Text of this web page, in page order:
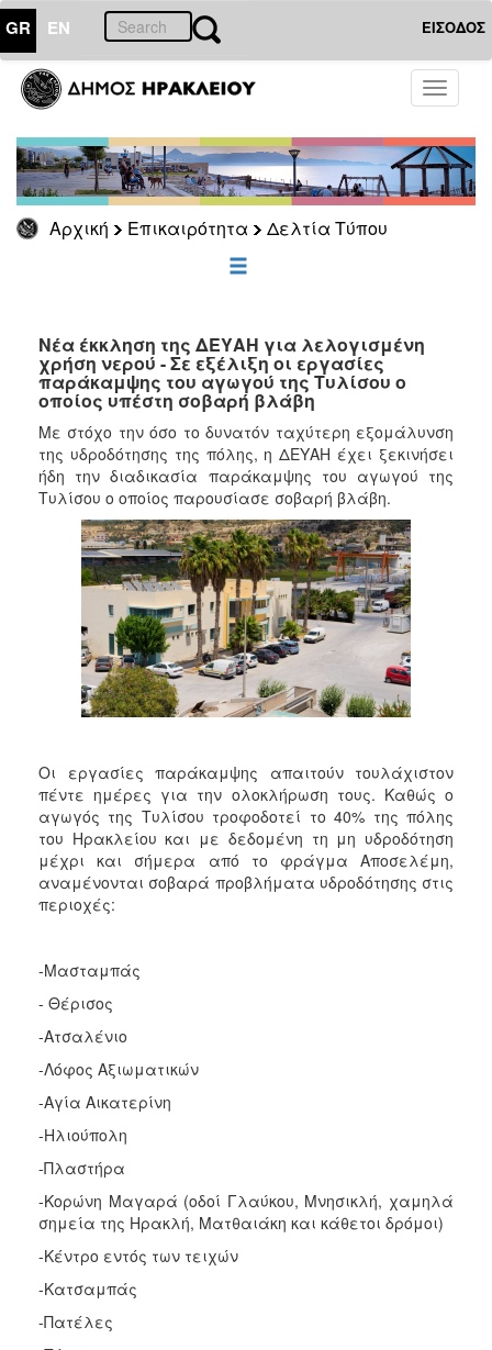
GR EN ΕΙΣΟΔΟΣ
Toggle
Αρχική Επικαιρότητα Δελτία Τύπου
ΕΠΙΚΑΙΡΟΤΗΤΑ
Τύπου
Αρχείο
ΕΠΙΣΚΕΠΤΗΣ
ΗΡΑΚΛΕΙΟ
Νέα έκκληση της ΔΕΥΑΗ για λελογισμένη
χρήση νερού - Σε εξέλιξη οι εργασίες
παράκαμψης του αγωγού της Τυλίσου ο
οποίος υπέστη σοβαρή βλάβη
Με στόχο την όσο το δυνατόν ταχύτερη εξομάλυνση
της υδροδότησης της πόλης, η ΔΕΥΑΗ έχει ξεκινήσει
ήδη την διαδικασία παράκαμψης του αγωγού της
Τυλίσου ο οποίος παρουσίασε σοβαρή βλάβη.
Οι εργασίες παράκαμψης απαιτούν τουλάχιστον
πέντε ημέρες για την ολοκλήρωση τους. Καθώς ο
αγωγός της Τυλίσου τροφοδοτεί το 40% της πόλης
του Ηρακλείου και με δεδομένη τη μη υδροδότηση
μέχρι και σήμερα από το φράγμα Αποσελέμη,
αναμένονται σοβαρά προβλήματα υδροδότησης στις
περιοχές:
-Μασταμπάς
- Θέρισος
-Ατσαλένιο
-Λόφος Αξιωματικών
-Αγία Αικατερίνη
-Ηλιούπολη
-Πλαστήρα
-Κορώνη Μαγαρά (οδοί Γλαύκου, Μνησικλή, χαμηλά
σημεία της Ηρακλή, Ματθαιάκη και κάθετοι δρόμοι)
-Κέντρο εντός των τειχών
-Κατσαμπάς
-Πατέλες